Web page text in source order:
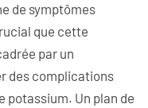
de symptômes
que cette
par un
des complications
potassium. Un plan de